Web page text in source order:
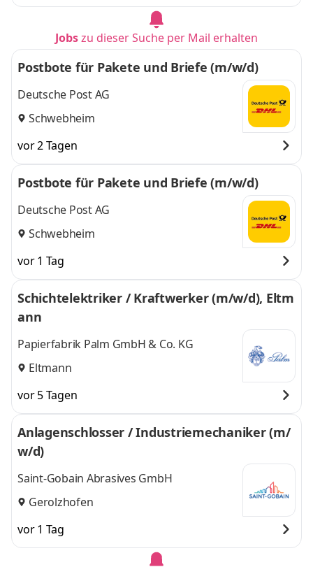
Jobszu dieser Suche per Mail erhalten
Postbote für Pakete und Briefe (m/w/d)
Deutsche Post AG
Schwebheim
vor 2 Tagen
Postbote für Pakete und Briefe (m/w/d)
Deutsche Post AG
Schwebheim
vor 1 Tag
Schichtelektriker / Kraftwerker (m/w/d), Eltm
ann
Papierfabrik Palm GmbH & Co. KG
Eltmann
vor 5 Tagen
Anlagenschlosser / Industriemechaniker (m/
w/d)
Saint-Gobain Abrasives GmbH
Gerolzhofen
vor 1 Tag